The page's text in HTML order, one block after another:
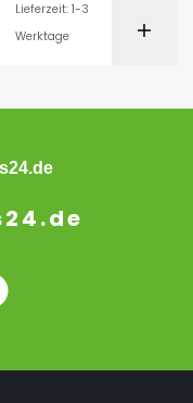
Lieferzeit: 1-3
Werktage